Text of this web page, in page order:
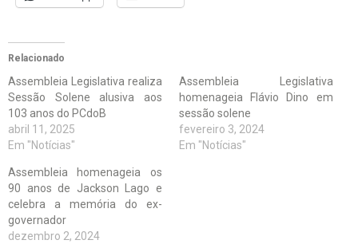
Relacionado
Assembleia Legislativa realiza
Sessão Solene alusiva aos
103 anos do PCdoB
abril 11, 2025
Em "Notícias"
Assembleia Legislativa
homenageia Flávio Dino em
sessão solene
fevereiro 3, 2024
Em "Notícias"
Assembleia homenageia os
90 anos de Jackson Lago e
celebra a memória do ex-
governador
dezembro 2, 2024